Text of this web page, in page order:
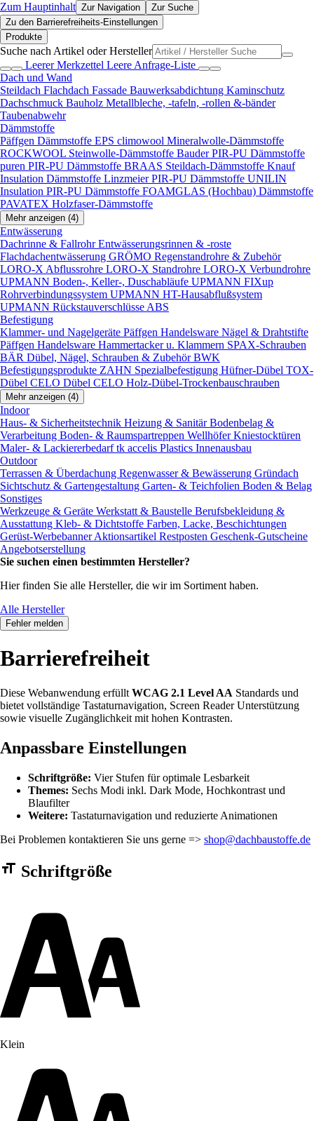
Zum Hauptinhalt Zur Navigation
Zur Suche
Zu den Barrierefreiheits-Einstellungen
Produkte
Suche nach Artikel oder Hersteller
Leerer Merkzettel Leere Anfrage-Liste
Dach und Wand
Steildach Flachdach Fassade Bauwerksabdichtung Kaminschutz
Dachschmuck Bauholz Metallbleche, -tafeln, -rollen &-bänder
Taubenabwehr
Dämmstoffe
Päffgen Dämmstoffe EPS climowool Mineralwolle-Dämmstoffe
ROCKWOOL Steinwolle-Dämmstoffe Bauder PIR-PU Dämmstoffe
puren PIR-PU Dämmstoffe BRAAS Steildach-Dämmstoffe Knauf
Insulation Dämmstoffe Linzmeier PIR-PU Dämmstoffe UNILIN
Insulation PIR-PU Dämmstoffe FOAMGLAS (Hochbau) Dämmstoffe
PAVATEX Holzfaser-Dämmstoffe
Mehr anzeigen (4)
Entwässerung
Dachrinne & FallrohrEntwässerungsrinnen & -roste
Flachdachentwässerung GRÖMO Regenstandrohre & Zubehör
LORO-X Abflussrohre LORO-X Standrohre LORO-X Verbundrohre
UPMANN Boden-, Keller-, Duschabläufe UPMANN FIXup
Rohrverbindungssystem UPMANN HT-Hausabflußsystem
UPMANN Rückstauverschlüsse ABS
Befestigung
Klammer- und Nagelgeräte Päffgen Handelsware Nägel & Drahtstifte
Päffgen Handelsware Hammertacker u. Klammern SPAX-Schrauben
BÄR Dübel, Nägel, Schrauben & ZubehörBWK
Befestigungsprodukte ZAHN Spezialbefestigung Hüfner-Dübel TOX-
Dübel CELO Dübel CELO Holz-Dübel-Trockenbauschrauben
Mehr anzeigen (4)
Indoor
Haus- & Sicherheitstechnik Heizung & SanitärBodenbelag &
Verarbeitung Boden- & Raumspartreppen Wellhöfer Kniestocktüren
Maler- & Lackiererbedarftk accelis Plastics Innenausbau
Outdoor
Terrassen & Überdachung Regenwasser & Bewässerung Gründach
Sichtschutz & Gartengestaltung Garten- & Teichfolien Boden & Belag
Sonstiges
Werkzeuge & Geräte Werkstatt & Baustelle Berufsbekleidung &
Ausstattung Kleb- & Dichtstoffe Farben, Lacke, Beschichtungen
Gerüst-WerbebannerAktionsartikel Restposten Geschenk-Gutscheine
Angebotserstellung
Sie suchen einen bestimmten Hersteller?
Hier finden Sie alle Hersteller, die wir im Sortiment haben.
Alle Hersteller
Fehler melden
Barrierefreiheit
Diese Webanwendung erfüllt WCAG 2.1 Level AA Standards und
bietet vollständige Tastaturnavigation, Screen Reader Unterstützung
sowie visuelle Zugänglichkeit mit hohen Kontrasten.
Anpassbare Einstellungen
Schriftgröße: Vier Stufen für optimale Lesbarkeit
Themes: Sechs Modi inkl. Dark Mode, Hochkontrast und
Blaufilter
Weitere: Tastaturnavigation und reduzierte Animationen
Bei Problemen kontaktieren Sie uns gerne => shop@dachbaustoffe.de
Barrierefreiheit Einstellungen Formular
Schriftgröße
Klein